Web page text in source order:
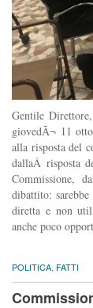
Gentile
giovedÃ¬ 11
alla risposta del
dallaÂ risposta
Commissione,
dibattito:
diretta e non
anche poco
POLITICA FATTI